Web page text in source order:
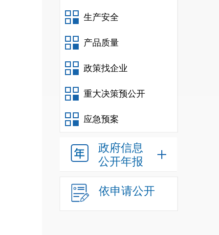
生产安全
产品质量
政策找企业
重大决策预公开
应急预案
政府信息
公开年报
依申请公开